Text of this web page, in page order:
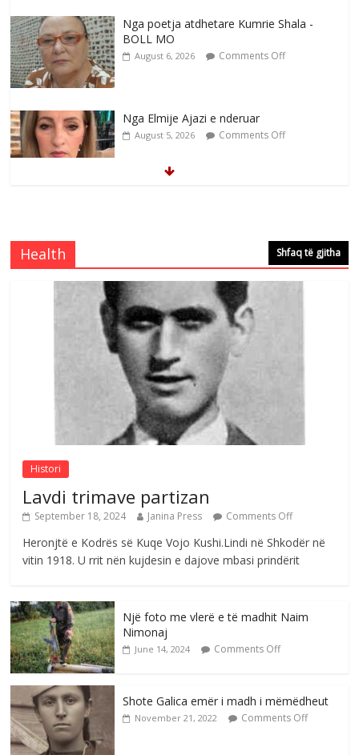
Nga poetja atdhetare Kumrie Shala -
BOLL MO
August 6, 2026 Comments Off
Nga Elmije Ajazi e nderuar
August 5, 2026 Comments Off
Comments Off
Çlirimtari Mentor Mushkolaj nderohet
me mirenjohje nga Xhevdet Qeriqi Dega
e invalidëve në Fushë Kosovë
August 4, 2026 Comments Off
Sulm , pse të dua ty
August 8, 2026 Comments Off
Health Shfaq të gjitha
Histori
Lavdi trimave partizan
September 18, 2024 Janina Press Comments Off
Heronjtë e Kodrës së Kuqe Vojo Kushi.Lindi në Shkodër në
vitin 1918. U rrit nën kujdesin e dajove mbasi prindërit
Një foto me vlerë e të madhit Naim
Nimonaj
June 14, 2024 Comments Off
Shote Galica emër i madh i mëmëdheut
November 21, 2022 Comments Off